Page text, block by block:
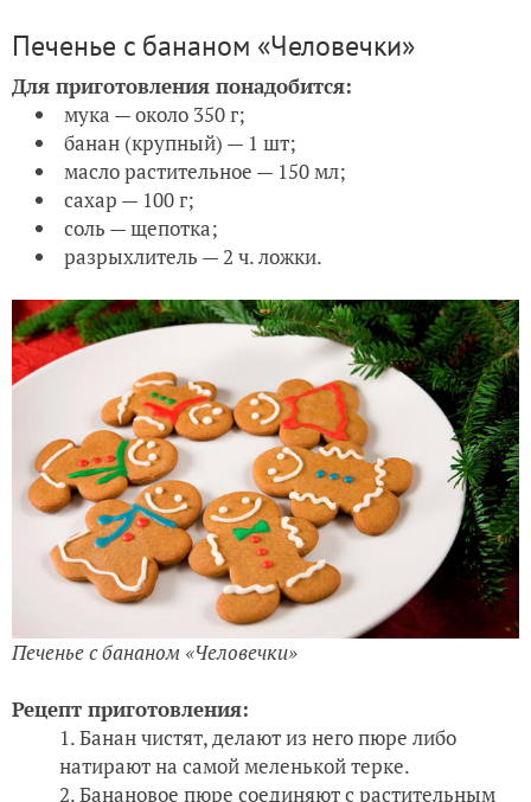
Печенье c бананом «Человечки»
Для приготовления понадобится:
мука — около 350 г;
банан (крупный) — 1 шт;
масло растительное — 150 мл;
сахар — 100 г;
соль — щепотка;
разрыхлитель — 2 ч. ложки.
Печенье с бананом «Человечки»
Рецепт приготовления:
Банан чистят, делают из него пюре либо
натирают на самой меленькой терке.
Банановое пюре соединяют с растительным